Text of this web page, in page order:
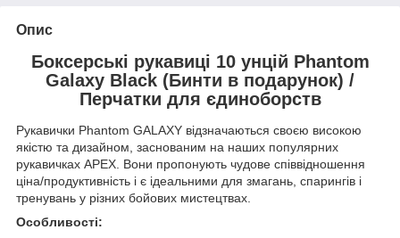
Опис
Боксерські рукавиці 10 унцій Phantom
Galaxy Black (Бинти в подарунок) /
Перчатки для єдиноборств
Рукавички Phantom GALAXY відзначаються своєю високою
якістю та дизайном, заснованим на наших популярних
рукавичках APEX. Вони пропонують чудове співвідношення
ціна/продуктивність і є ідеальними для змагань, спарингів і
тренувань у різних бойових мистецтвах.
Особливості: